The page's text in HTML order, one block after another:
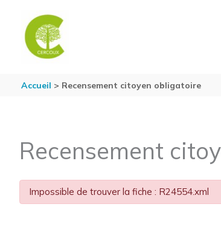
Accueil Recensement citoyen obligatoire
Recensement
Impossible de trouver la fiche : R24554.xml